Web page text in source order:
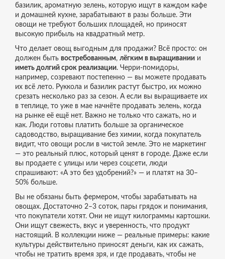
базилик, ароматную зелень, которую ищут в каждом кафе
и домашней кухне, зарабатывают в разы больше. Эти
овощи не требуют больших площадей, но приносят
высокую прибыль на квадратный метр.
Что делает овощ выгодным для продажи? Всё просто: он
должен быть востребованным, лёгким в выращиваниии
иметь долгий срок реализации. Черри-помидоры,
например, созревают постепенно — вы можете продавать
их всё лето. Руккола и базилик растут быстро, их можно
срезать несколько раз за сезон. А если вы выращиваете их
в теплице, то уже в мае начнёте продавать зелень, когда
на рынке её ещё нет. Важно не только что сажать, но и
как. Люди готовы платить больше за органическое
садоводство, выращивание без химии, когда покупатель
видит, что овощи росли в чистой земле. Это не маркетинг
— это реальный плюс, который ценят в городе. Даже если
вы продаете с улицы или через соцсети, люди
спрашивают: «А это без удобрений?» — и платят на 30–
50% больше.
Вы не обязаны быть фермером, чтобы зарабатывать на
овощах. Достаточно 2–3 соток, пары грядок и понимания,
что покупатели хотят. Они не ищут килограммы картошки.
Они ищут свежесть, вкус и уверенность, что продукт
настоящий. В коллекции ниже — реальные примеры: какие
культуры действительно приносят деньги, как их сажать,
чтобы не тратить время зря, и где продавать, чтобы не